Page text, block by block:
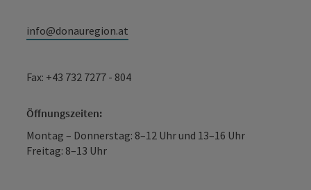
info@donauregion.at
Fax: +43 732 7277 - 804
Öffnungszeiten:
Montag – Donnerstag: 8–12 Uhr und 13–16 Uhr
Freitag: 8–13 Uhr